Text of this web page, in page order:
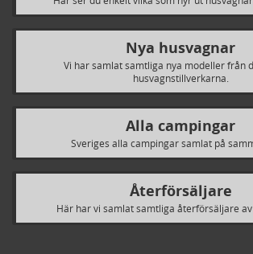
Nya husvagnar
Vi har samlat samtliga nya modeller från
husvagnstillverkarna.
Alla campingar
Sveriges alla campingar samlat på
Återförsäljare
Här har vi samlat samtliga återförsäljare av